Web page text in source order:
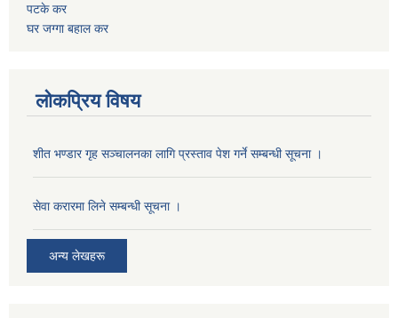
पटके कर
घर जग्गा बहाल कर
लोकप्रिय विषय
शीत भण्डार गृह सञ्चालनका लागि प्रस्ताव पेश गर्ने सम्बन्धी सूचना ।
सेवा करारमा लिने सम्बन्धी सूचना ।
अन्य लेखहरू